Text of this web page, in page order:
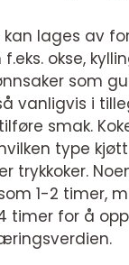
kan lages av
okse,
som
vanligvis i
smak.
type
trykkoker.
1-2 timer,
timer for å